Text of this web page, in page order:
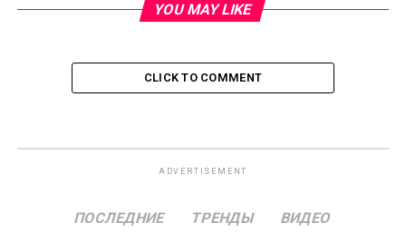
YOU MAY LIKE
CLICK TO COMMENT
ADVERTISEMENT
ПОСЛЕДНИЕ ТРЕНДЫ ВИДЕО